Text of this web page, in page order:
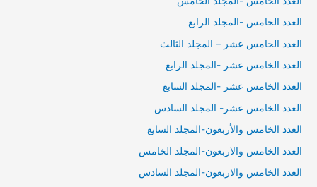
العدد الخامس -المجلد الرابع
العدد الخامس عشر – المجلد الثالث
العدد الخامس عشر -المجلد الرابع
العدد الخامس عشر -المجلد السابع
العدد الخامس عشر- المجلد السادس
العدد الخامس والأربعون-المجلد السابع
العدد الخامس والاربعون-المجلد الخامس
العدد الخامس والاربعون-المجلد السادس